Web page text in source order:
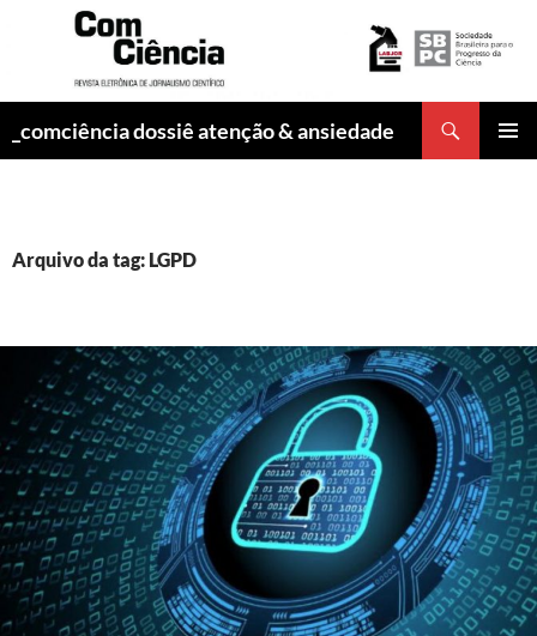
_comciência dossiê atenção & ansiedade
Arquivo da tag: LGPD